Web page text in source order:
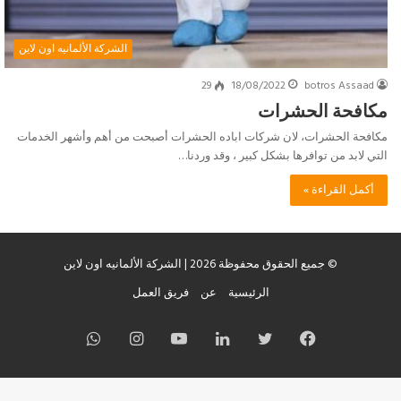
الشركة الألمانيه اون لاين
botros Assaad
18/08/2022
29
مكافحة الحشرات
مكافحة الحشرات، لان شركات اباده الحشرات أصبحت من أهم وأشهر الخدمات
التي لابد من توافرها بشكل كبير ، وقد وردنا…
أكمل القراءة »
© جميع الحقوق محفوظة 2026 | الشركة الألمانيه اون لاين
الرئيسية
عن فريق العمل
فيسبوك تويتر لينكدإن يوتيوب انستقرام